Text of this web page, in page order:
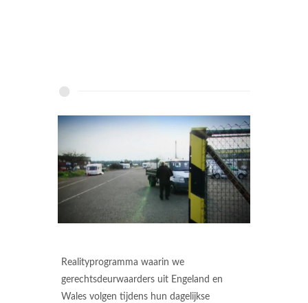
Realityprogramma waarin we
gerechtsdeurwaarders uit Engeland en
Wales volgen tijdens hun dagelijkse